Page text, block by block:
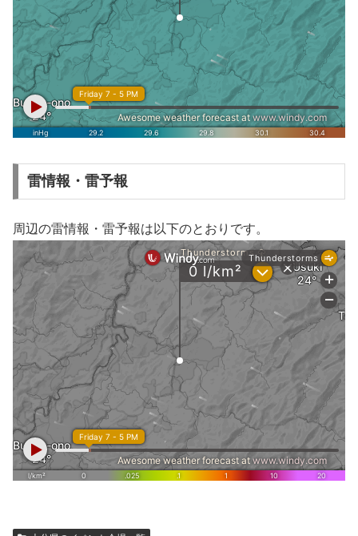
雷情報・雷予報
周辺の雷情報・雷予報は以下のとおりです。